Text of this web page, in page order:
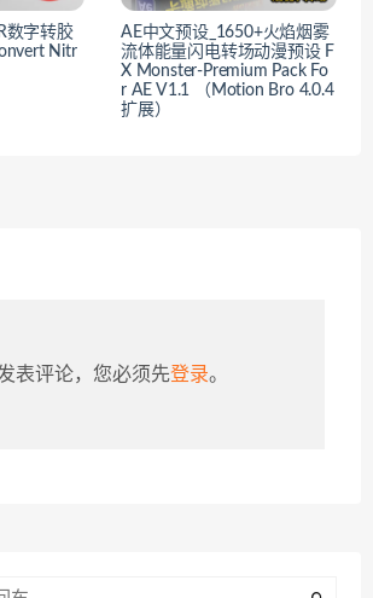
数字转胶
Nitr
AE中文预设_1650+火焰烟雾
流体能量闪电转场动漫预设 F
X Monster-Premium Pack Fo
r AE V1.1 （Motion Bro 4.0.4
扩展）
表评论，您必须先登录。